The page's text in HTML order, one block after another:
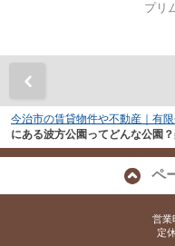
プリ
今治市の賃貸物件や不動産｜有
にある波方公園ってどんな公園
ペ
営業
定